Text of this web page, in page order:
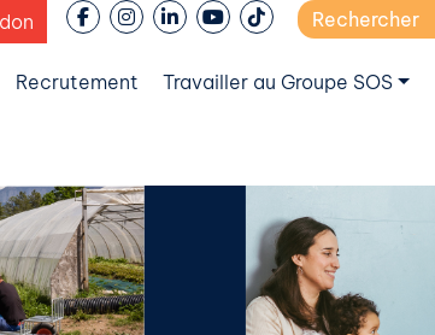
Search
Recrutement Travailler au Groupe SOS